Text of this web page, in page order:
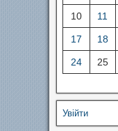
10 11
17 18
24 25
Увійти